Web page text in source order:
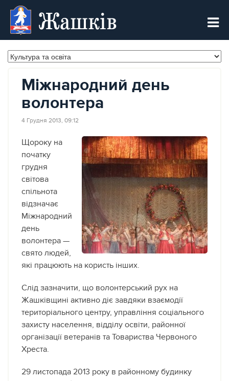
Жашків
Міжнародний день
волонтера
4 Грудня 2013, 09:12
Щороку на
початку
грудня
світова
спільнота
відзначає
Міжнародний
день
волонтера —
свято людей,
які працюють на користь інших.
Слід зазначити, що волонтерський рух на
Жашківщині активно діє завдяки взаємодії
територіального центру, управління соціального
захисту населення, відділу освіти, районної
організації ветеранів та Товариства Червоного
Хреста.
29 листопада 2013 року в районному будинку